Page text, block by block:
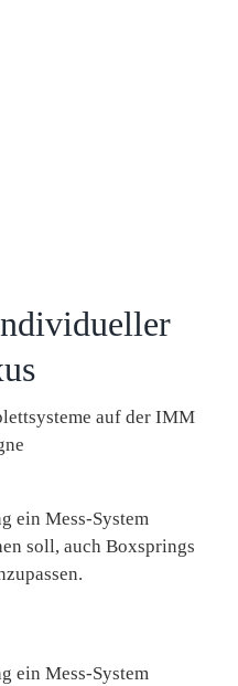
auf der IMM
ein Mess-System
soll, auch Boxsprings
ein Mess-System